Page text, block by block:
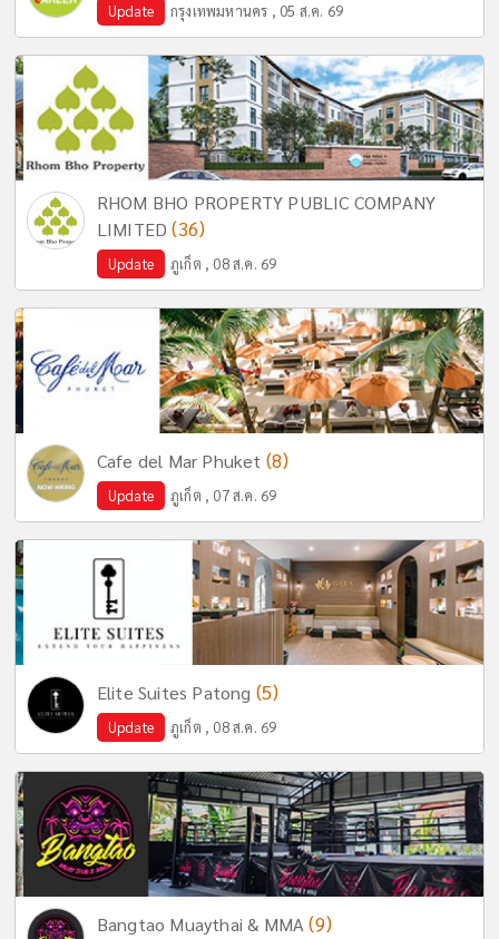
Update กรุงเทพมหานคร , 05 ส.ค. 69
RHOM BHO PROPERTY PUBLIC COMPANY
LIMITED(36)
Update ภูเก็ต , 08 ส.ค. 69
Cafe del Mar Phuket (8)
Update ภูเก็ต , 07 ส.ค. 69
Elite Suites Patong (5)
Update ภูเก็ต , 08 ส.ค. 69
Bangtao Muaythai & MMA(9)